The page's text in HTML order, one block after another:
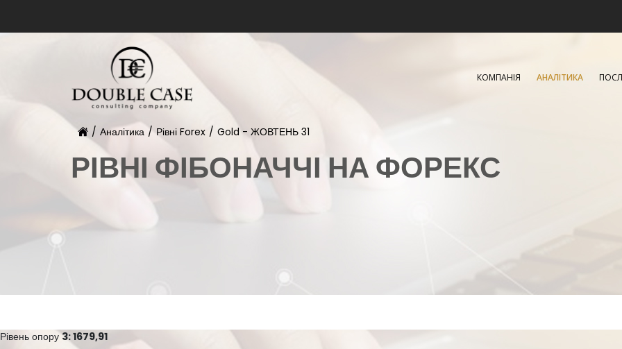
КОМПАНІЯ АНАЛІТИКА
/ Аналітика / Рівні Forex / Gold - ЖОВТЕНЬ 31
РІВНІ ФІБОНАЧЧІ НА ФОРЕКС
Рівень опору3: 1679,91